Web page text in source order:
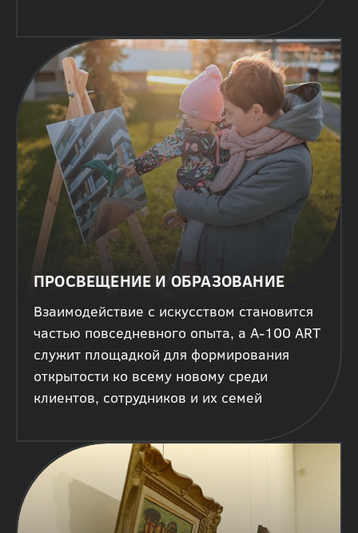
ПРОСВЕЩЕНИЕ И ОБРАЗОВАНИЕ
Взаимодействие с искусством становится
частью повседневного опыта, а А-100 ART
служит площадкой для формирования
открытости ко всему новому среди
клиентов, сотрудников и их семей